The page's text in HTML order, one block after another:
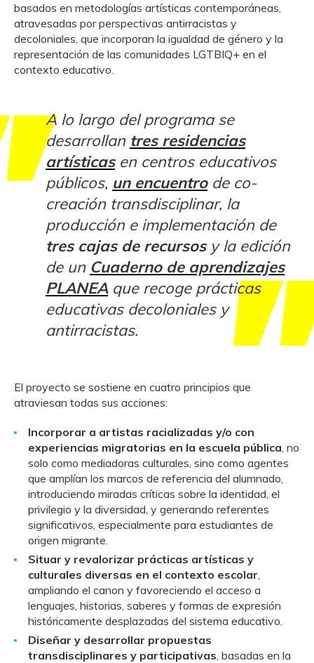
basados en metodologías artísticas contemporáneas,
atravesadas por perspectivas antirracistas y
decoloniales, que incorporan la igualdad de género y la
representación de las comunidades LGTBIQ+ en el
contexto educativo.
A lo largo del programa se
desarrollan tres residencias
artísticasen centros educativos
públicos, un encuentrode co-
creación transdisciplinar, la
producción e implementación de
tres cajas de recursosy la edición
de un Cuaderno de aprendizajes
PLANEAque recoge prácticas
educativas decoloniales y
antirracistas.
El proyecto se sostiene en cuatro principios que
atraviesan todas sus acciones:
Incorporar a artistas racializadas y/o con
experiencias migratorias en la escuela pública, no
solo como mediadoras culturales, sino como agentes
que amplían los marcos de referencia del alumnado,
introduciendo miradas críticas sobre la identidad, el
privilegio y la diversidad, y generando referentes
significativos, especialmente para estudiantes de
origen migrante.
Situar y revalorizar prácticas artísticas y
culturales diversas en el contexto escolar,
ampliando el canon y favoreciendo el acceso a
lenguajes, historias, saberes y formas de expresión
históricamente desplazadas del sistema educativo.
Diseñar y desarrollar propuestas
transdisciplinares y participativas, basadas en la